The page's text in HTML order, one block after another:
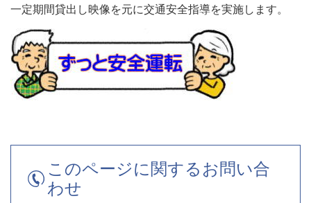
一定期間貸出し映像を元に交通安全指導を実施します。
このページに関するお問い合
わせ